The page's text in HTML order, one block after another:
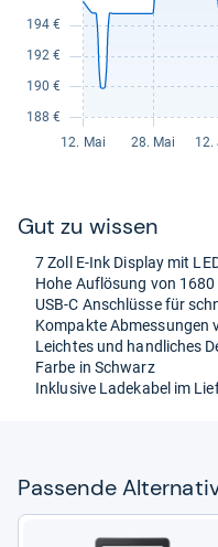
Gut zu wis­sen
7 Zoll E-​Ink Dis­play mit
Hohe Auf­lö­sung von
USB-​C Anschlüsse für
Kom­pakte Abmes­sun­gen
Leich­tes und hand­li­ches
Farbe in Schwarz
Inklu­sive Lade­ka­bel im
Pas­sende